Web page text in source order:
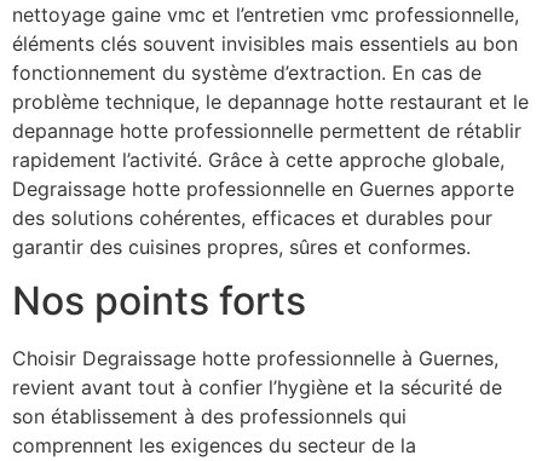
nettoyage gaine vmc et l’entretien vmc professionnelle,
éléments clés souvent invisibles mais essentiels au bon
fonctionnement du système d’extraction. En cas de
problème technique, le depannage hotte restaurant et le
depannage hotte professionnelle permettent de rétablir
rapidement l’activité. Grâce à cette approche globale,
Degraissage hotte professionnelle en Guernes apporte
des solutions cohérentes, efficaces et durables pour
garantir des cuisines propres, sûres et conformes.
Nos points forts
Choisir Degraissage hotte professionnelle à Guernes,
revient avant tout à confier l’hygiène et la sécurité de
son établissement à des professionnels qui
comprennent les exigences du secteur de la